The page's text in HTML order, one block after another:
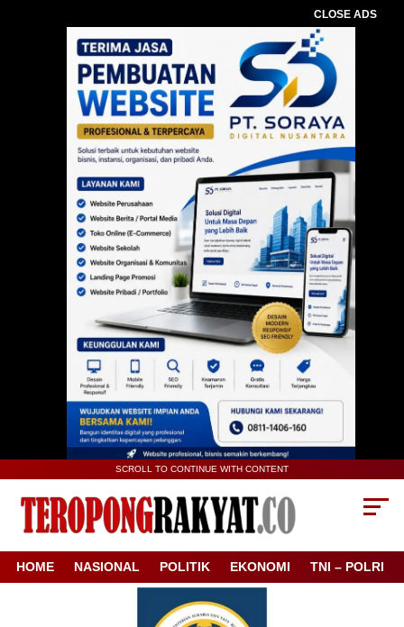
CLOSE ADS
SCROLL TO CONTINUE WITH CONTENT
HOME NASIONAL POLITIK EKONOMI TNI – POLRI